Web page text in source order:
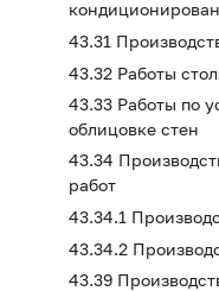
43.31
43.32 Работы
43.33 Работы по
облицовке стен
43.34
работ
43.34.1
43.34.2
43.39